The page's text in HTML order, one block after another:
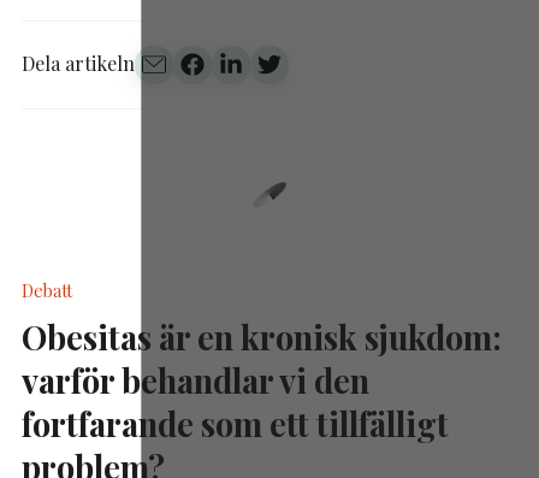
Dela artikeln
Debatt
Obesitas är en kronisk sjukdom:
varför behandlar vi den
fortfarande som ett tillfälligt
problem?